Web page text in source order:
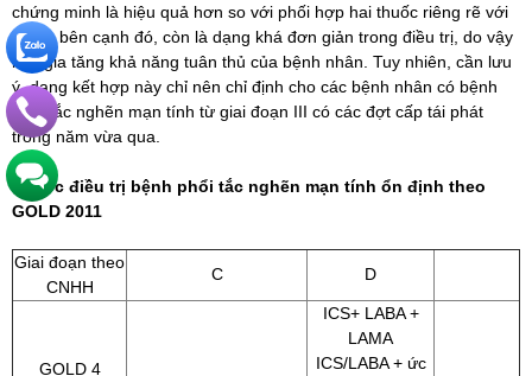
chứng minh là hiệu quả hơn so với phối hợp hai thuốc riêng rẽ với
nhau, bên cạnh đó, còn là dạng khá đơn giản trong điều trị, do vậy
làm gia tăng khả năng tuân thủ của bệnh nhân. Tuy nhiên, cần lưu
ý, dạng kết hợp này chỉ nên chỉ định cho các bệnh nhân có bệnh
phổi tắc nghẽn mạn tính từ giai đoạn III có các đợt cấp tái phát
trong năm vừa qua.
Thuốc điều trị bệnh phổi tắc nghẽn mạn tính ổn định theo
GOLD 2011
Giai đoạn theo
CNHH
C D
GOLD 4
ICS+ LABA +
LAMA
ICS/LABA + ức